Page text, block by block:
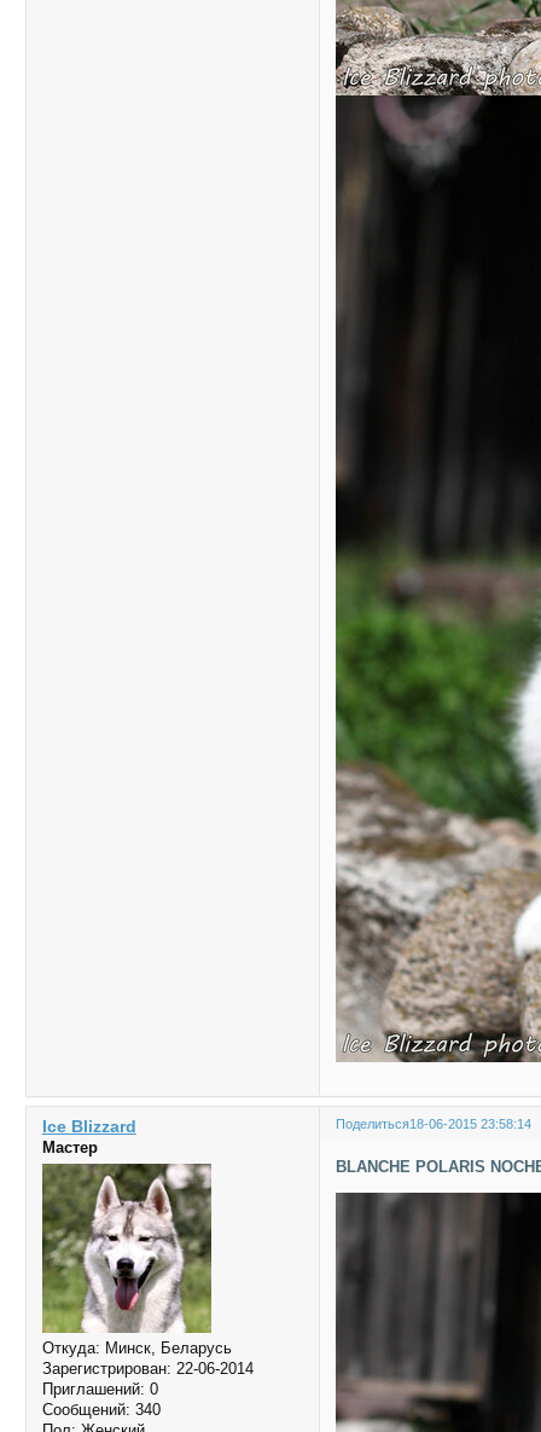
Поделиться18-06-2015 23:58:14
Ice Blizzard
Мастер
Откуда: Минск, Беларусь
Зарегистрирован: 22-06-2014
Приглашений: 0
Сообщений: 340
BLANCHE POLARIS